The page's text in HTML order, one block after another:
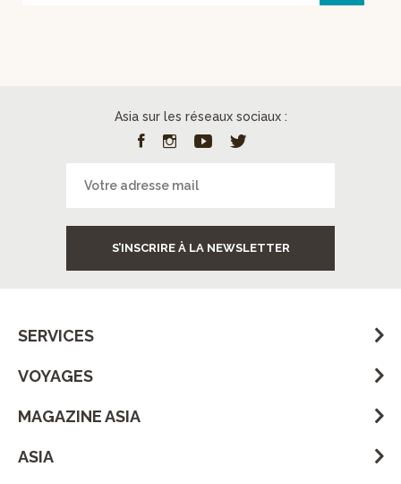
Asia sur les réseaux sociaux :
S’INSCRIRE À LA NEWSLETTER
SERVICES
VOYAGES
MAGAZINE ASIA
ASIA